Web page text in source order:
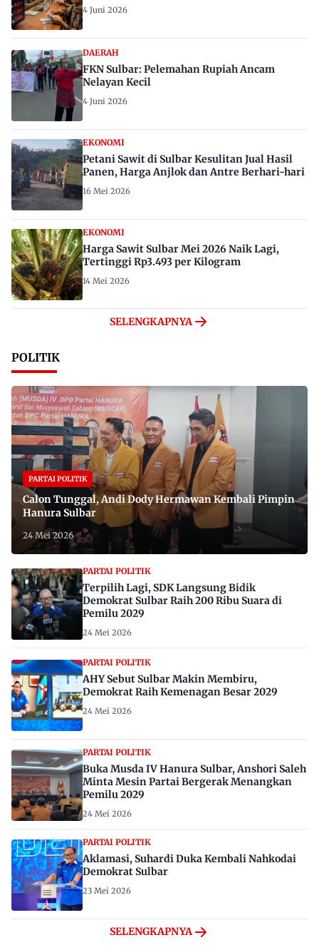
4 Juni 2026
DAERAH
FKN Sulbar: Pelemahan Rupiah Ancam
Nelayan Kecil
4 Juni 2026
EKONOMI
Petani Sawit di Sulbar Kesulitan Jual Hasil
Panen, Harga Anjlok dan Antre Berhari-hari
16 Mei 2026
EKONOMI
Harga Sawit Sulbar Mei 2026 Naik Lagi,
Tertinggi Rp3.493 per Kilogram
14 Mei 2026
SELENGKAPNYA
POLITIK
PARTAI POLITIK
Calon Tunggal, Andi Dody Hermawan Kembali Pimpin
Hanura Sulbar
24 Mei 2026
PARTAI POLITIK
Terpilih Lagi, SDK Langsung Bidik
Demokrat Sulbar Raih 200 Ribu Suara di
Pemilu 2029
24 Mei 2026
PARTAI POLITIK
AHY Sebut Sulbar Makin Membiru,
Demokrat Raih Kemenagan Besar 2029
24 Mei 2026
PARTAI POLITIK
Buka Musda IV Hanura Sulbar, Anshori Saleh
Minta Mesin Partai Bergerak Menangkan
Pemilu 2029
24 Mei 2026
PARTAI POLITIK
Aklamasi, Suhardi Duka Kembali Nahkodai
Demokrat Sulbar
23 Mei 2026
SELENGKAPNYA